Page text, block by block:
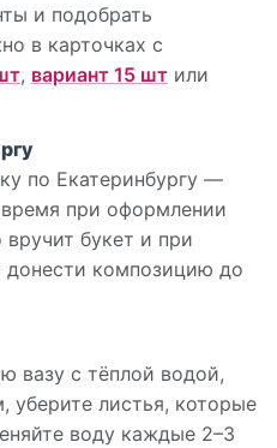
и подобрать
в карточках с
, вариант 15 шт или
по Екатеринбургу —
при оформлении
вручит букет и при
композицию до
вазу с тёплой водой,
уберите листья, которые
воду каждые 2–3